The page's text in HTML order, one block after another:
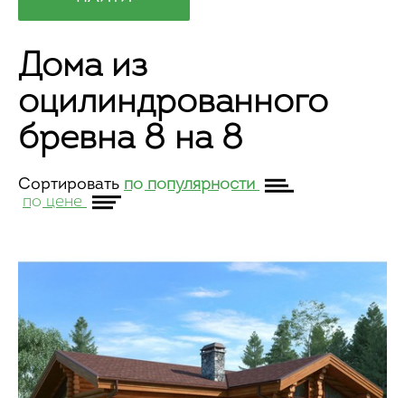
Дома из
оцилиндрованного
бревна 8 на 8
Сортировать по популярности
по цене